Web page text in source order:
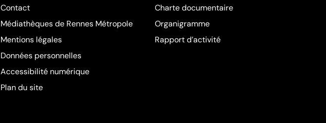
Contact
Médiathèques de Rennes Métropole(ouvre dans une nouvelle fenêtre)
Mentions légales
Données personnelles
Accessibilité numérique
Plan du site
Charte documentaire
Organigramme
Rapport d’activité